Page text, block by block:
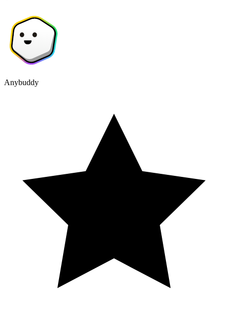
Anybuddy